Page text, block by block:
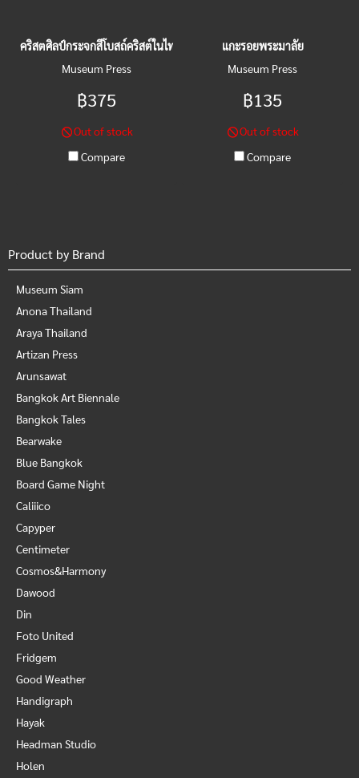
คริสตศิลป์กระจกสีโบสถ์คริสต์ในไทย
Museum Press
฿375
Out of stock
Compare
แกะรอยพระมาลัย
Museum Press
฿135
Out of stock
Compare
Product by Brand
Museum Siam
Anona Thailand
Araya Thailand
Artizan Press
Arunsawat
Bangkok Art Biennale
Bangkok Tales
Bearwake
Blue Bangkok
Board Game Night
Caliiico
Capyper
Centimeter
Cosmos&Harmony
Dawood
Din
Foto United
Fridgem
Good Weather
Handigraph
Hayak
Headman Studio
Holen